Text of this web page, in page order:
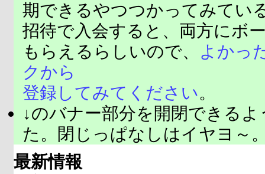
期できるやつつかってみてい
招待で入会すると、両方にボ
もらえるらしいので、
よかっ
クから
登録してみてください。
↓のバナー部分を開閉できる
た。閉じっぱなしはイヤヨ～
最新情報